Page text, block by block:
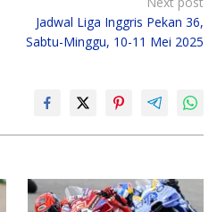
Jadwal Liga Inggris Pekan 36,
Sabtu-Minggu, 10-11 Mei 2025